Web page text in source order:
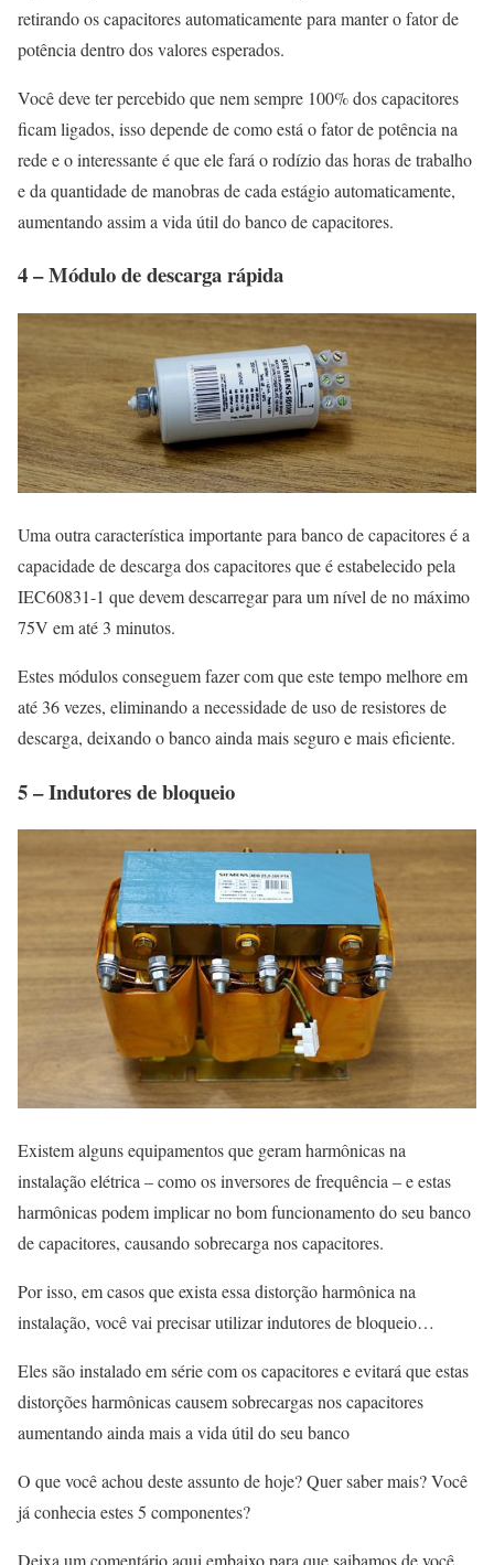
retirando os capacitores automaticamente para manter o fator de
potência dentro dos valores esperados.
Você deve ter percebido que nem sempre 100% dos capacitores
ficam ligados, isso depende de como está o fator de potência na
rede e o interessante é que ele fará o rodízio das horas de trabalho
e da quantidade de manobras de cada estágio automaticamente,
aumentando assim a vida útil do banco de capacitores.
4 – Módulo de descarga rápida
Uma outra característica importante para banco de capacitores é a
capacidade de descarga dos capacitores que é estabelecido pela
IEC60831-1 que devem descarregar para um nível de no máximo
75V em até 3 minutos.
Estes módulos conseguem fazer com que este tempo melhore em
até 36 vezes, eliminando a necessidade de uso de resistores de
descarga, deixando o banco ainda mais seguro e mais eficiente.
5 – Indutores de bloqueio
Existem alguns equipamentos que geram harmônicas na
instalação elétrica – como os inversores de frequência – e estas
harmônicas podem implicar no bom funcionamento do seu banco
de capacitores, causando sobrecarga nos capacitores.
Por isso, em casos que exista essa distorção harmônica na
instalação, você vai precisar utilizar indutores de bloqueio…
Eles são instalado em série com os capacitores e evitará que estas
distorções harmônicas causem sobrecargas nos capacitores
aumentando ainda mais a vida útil do seu banco
O que você achou deste assunto de hoje? Quer saber mais? Você
já conhecia estes 5 componentes?
Deixa um comentário aqui embaixo para que saibamos de você